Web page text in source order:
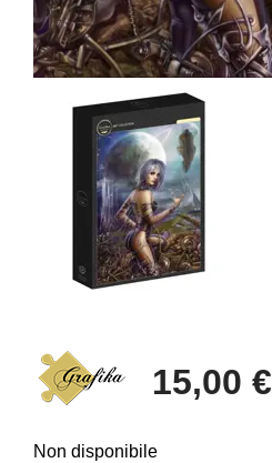
15,00 €
Non disponibile